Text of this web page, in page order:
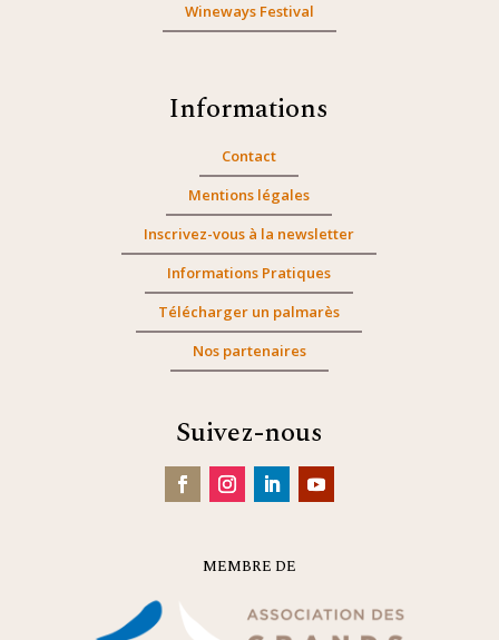
Wineways Festival
Informations
Contact
Mentions légales
Inscrivez-vous à la newsletter
Informations Pratiques
Télécharger un palmarès
Nos partenaires
Suivez-nous
MEMBRE DE